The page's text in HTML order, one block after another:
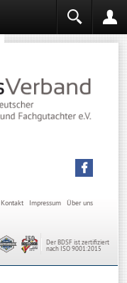
Über uns
Impressum
Kontakt
Der BDSF ist zertifiziert
nach ISO 9001:2015